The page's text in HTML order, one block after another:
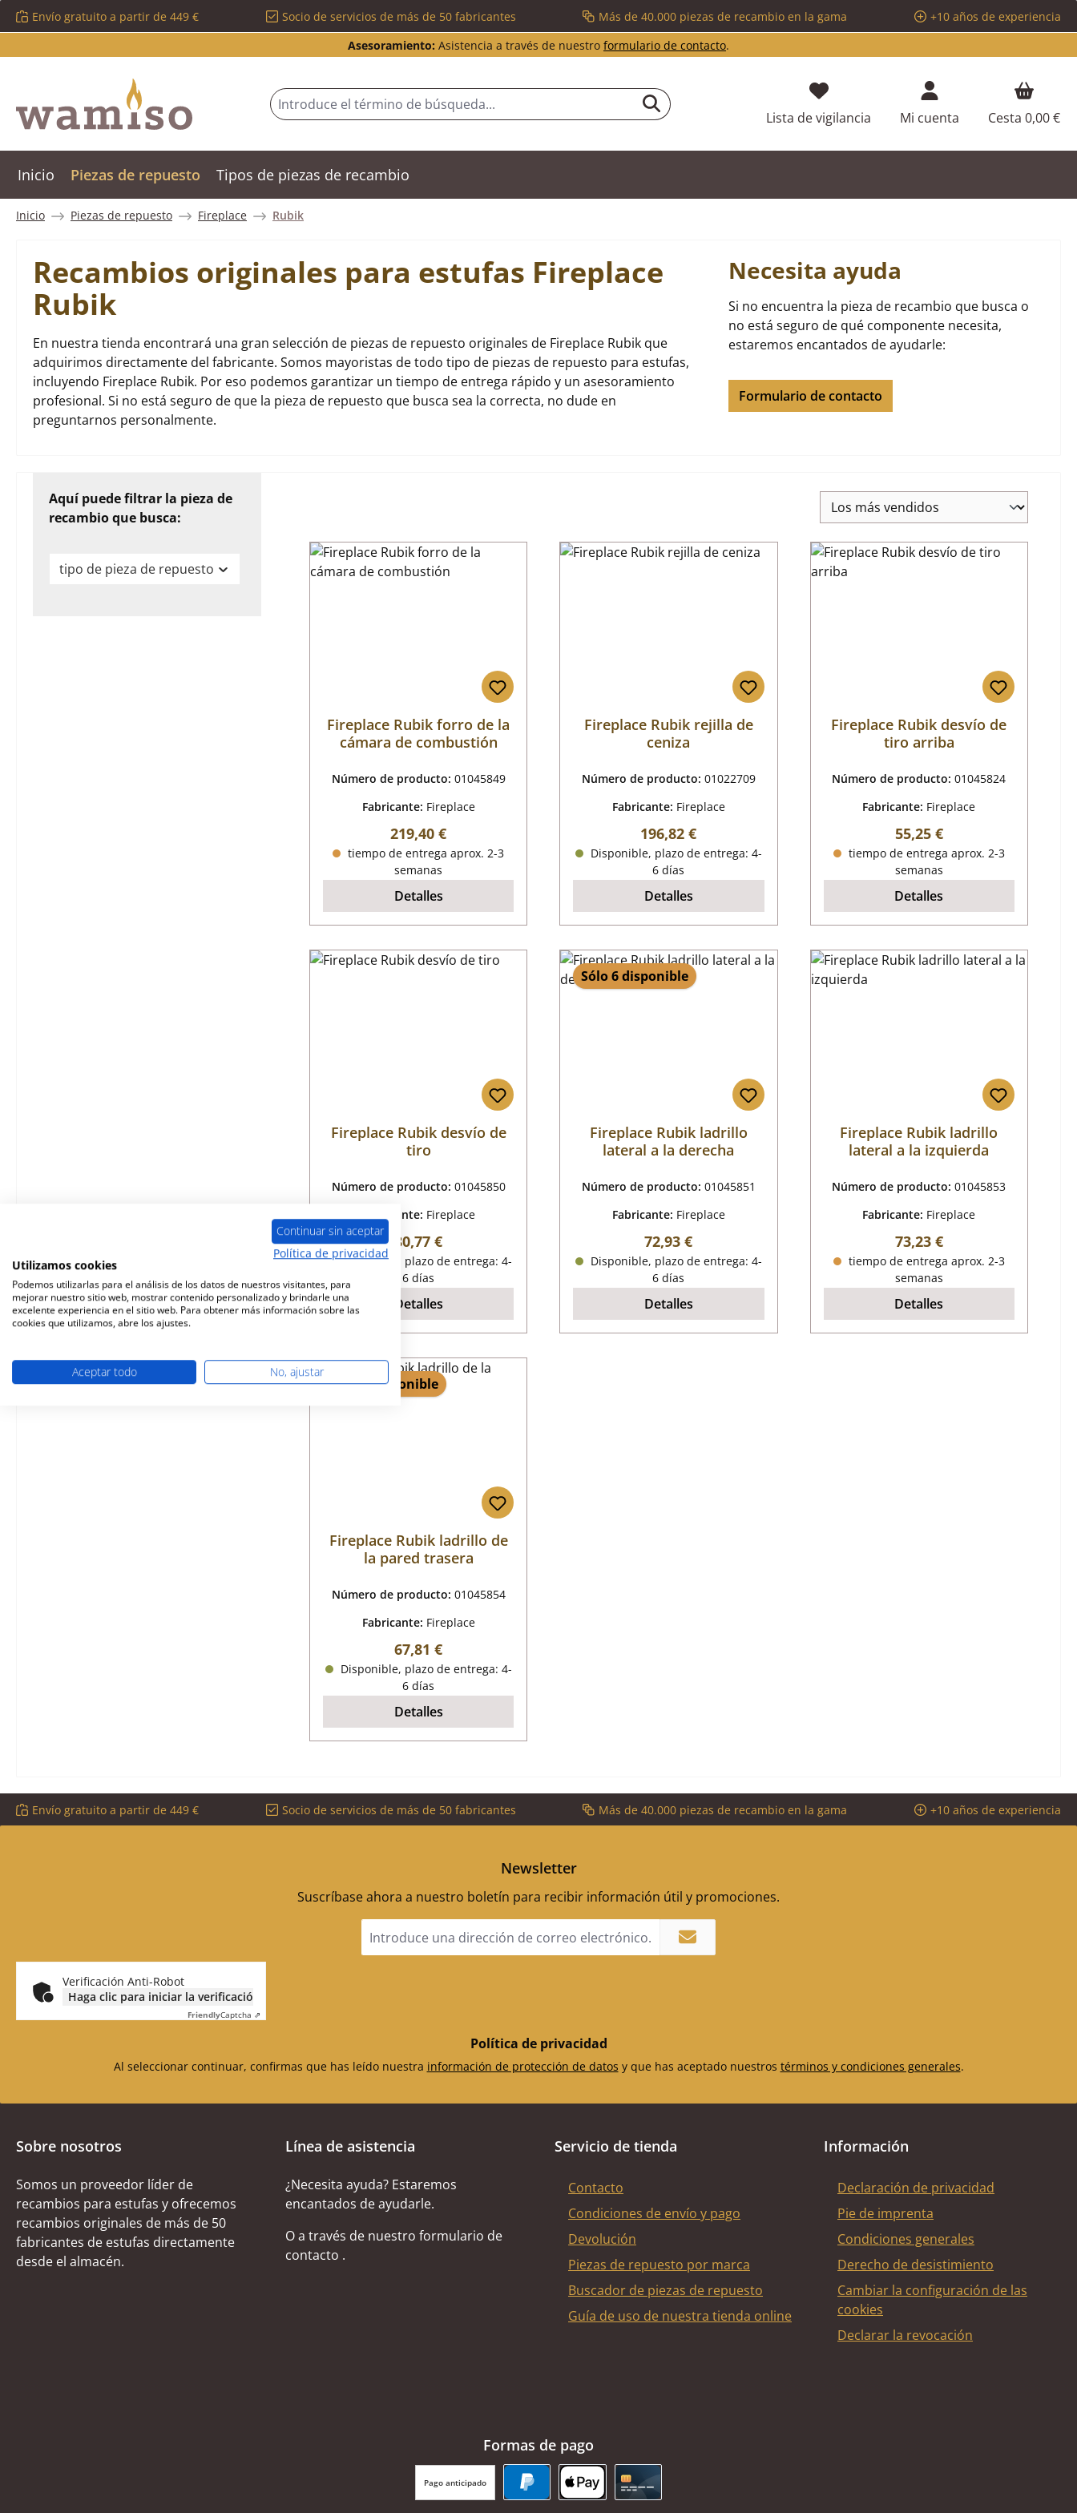
al contenido principal
Saltar a la búsqueda
Saltar a la navegación principal
Envío gratuito a partir de 449 € Socio de servicios de más de 50 fabricantes Más de 40.000 piezas de recambio en la gama
+10 años de experiencia
Asesoramiento: Asistencia a través de nuestro formulario de contacto.
Lista de vigilancia Tienes 0 artículos en tu lista de
Mi cuenta Cesta 0,00 €
Inicio Piezas de repuesto Tipos de piezas de recambio
Inicio Piezas de repuesto Fireplace Rubik
Recambios originales para estufas Fireplace
Rubik
En nuestra tienda encontrará una gran selección de piezas de repuesto originales de Fireplace Rubik que
adquirimos directamente del fabricante. Somos mayoristas de todo tipo de piezas de repuesto para estufas,
incluyendo Fireplace Rubik. Por eso podemos garantizar un tiempo de entrega rápido y un asesoramiento
profesional. Si no está seguro de que la pieza de repuesto que busca sea la correcta, no dude en
preguntarnos personalmente.
Necesita ayuda
Si no encuentra la pieza de recambio que busca o
no está seguro de qué componente necesita,
estaremos encantados de ayudarle:
Formulario de contacto
Aquí puede filtrar la pieza de
recambio que busca:
tipo de pieza de repuesto
Fireplace Rubik forro de la
cámara de combustión
Número de producto: 01045849
Fabricante: Fireplace
Precio normal:
219,40 €
tiempo de entrega aprox. 2-3
semanas
Detalles
Fireplace Rubik rejilla de
ceniza
Número de producto: 01022709
Fabricante: Fireplace
Precio normal:
196,82 €
Disponible, plazo de entrega: 4-
6 días
Detalles
Fireplace Rubik desvío de
tiro arriba
Número de producto:01045824
Fabricante: Fireplace
Precio normal:
55,25 €
tiempo de entrega aprox. 2-3
semanas
Detalles
Fireplace Rubik desvío de
tiro
Número de producto: 01045850
Fabricante: Fireplace
Precio normal:
80,77 €
Disponible, plazo de entrega: 4-
6 días
Detalles
Sólo 6 disponible
Fireplace Rubik ladrillo
lateral a la derecha
Número de producto: 01045851
Fabricante: Fireplace
Precio normal:
72,93 €
Disponible, plazo de entrega: 4-
6 días
Detalles
Fireplace Rubik ladrillo
lateral a la izquierda
Número de producto:01045853
Fabricante: Fireplace
Precio normal:
73,23 €
tiempo de entrega aprox. 2-3
semanas
Detalles
Sólo 3 disponible
Fireplace Rubik ladrillo de
la pared trasera
Número de producto: 01045854
Fabricante: Fireplace
Precio normal:
67,81 €
Disponible, plazo de entrega: 4-
6 días
Detalles
Envío gratuito a partir de 449 € Socio de servicios de más de 50 fabricantes Más de 40.000 piezas de recambio en la gama +10 años de experiencia
Newsletter
Suscríbase ahora a nuestro boletín para recibir información útil y promociones.
de
Verificación Anti-Robot
Haga clic para iniciar la verificación
FriendlyCaptcha ⇗
Política de privacidad
Al seleccionar continuar, confirmas que has leído nuestra información de protección de datos y que has aceptado nuestros términos y condiciones generales.
Sobre nosotros
Somos un proveedor líder de
recambios para estufas y ofrecemos
recambios originales de más de 50
fabricantes de estufas directamente
desde el almacén.
Línea de asistencia
¿Necesita ayuda? Estaremos
encantados de ayudarle.
O a través de nuestro formulario de
contacto .
Servicio de tienda
Contacto
Condiciones de envío y pago
Devolución
Piezas de repuesto por marca
Buscador de piezas de repuesto
Guía de uso de nuestra tienda online
Información
Declaración de privacidad
Pie de imprenta
Condiciones generales
Derecho de desistimiento
Cambiar la configuración de las
cookies
Declarar la revocación
Formas de pago
Pago anticipado
Continuar sin aceptar
Política de privacidad
Utilizamos cookies
Podemos utilizarlas para el análisis de los datos de nuestros visitantes, para
mejorar nuestro sitio web, mostrar contenido personalizado y brindarle una
excelente experiencia en el sitio web. Para obtener más información sobre las
cookies que utilizamos, abre los ajustes.
Aceptar todo No, ajustar